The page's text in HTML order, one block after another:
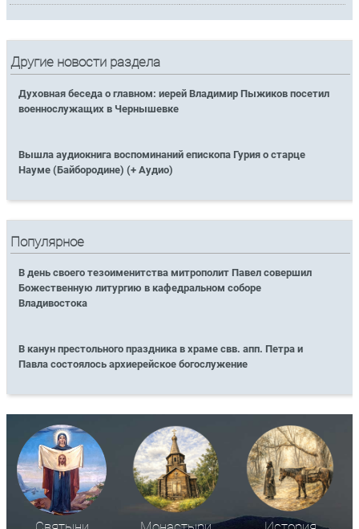
Другие новости раздела
Духовная беседа о главном: иерей Владимир Пыжиков посетил
военнослужащих в Чернышевке
Вышла аудиокнига воспоминаний епископа Гурия о старце
Науме (Байбородине) (+ Аудио)
Популярное
В день своего тезоименитства митрополит Павел совершил
Божественную литургию в кафедральном соборе
Владивостока
В канун престольного праздника в храме свв. апп. Петра и
Павла состоялось архиерейское богослужение